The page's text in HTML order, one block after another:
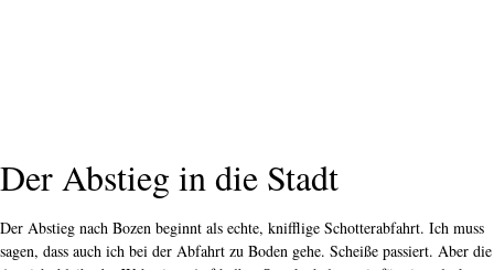
Diese Route führt mit der Seilbahn hinauf zum Jenesienpass und zu den
Steinmännchen. Es ist eine anspruchsvolle Strecke, aber eine der schönsten,
GPX Stoanerne Mandl